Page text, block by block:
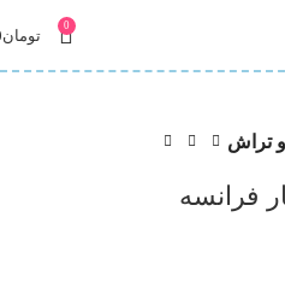
0
تومان
تراش
فرانسه